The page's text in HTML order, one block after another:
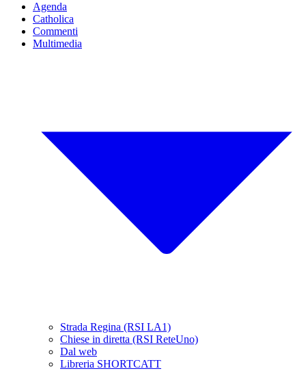
Agenda
Catholica
Commenti
Multimedia
Strada Regina (RSI LA1)
Chiese in diretta (RSI ReteUno)
Dal web
Libreria SHORTCATT